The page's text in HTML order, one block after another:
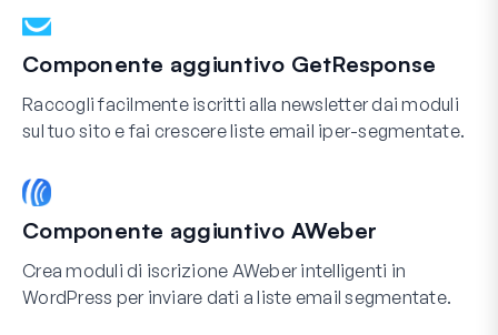
Componente aggiuntivo GetResponse
Raccogli facilmente iscritti alla newsletter dai moduli
sul tuo sito e fai crescere liste email iper-segmentate.
Componente aggiuntivo AWeber
Crea moduli di iscrizione AWeber intelligenti in
WordPress per inviare dati a liste email segmentate.